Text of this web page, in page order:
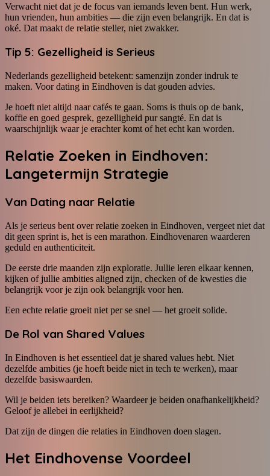
Verwacht niet dat je de focus van iemands leven bent. Hun werk,
hun vrienden, hun ambities — die zijn even belangrijk. En dat is
oké. Dat maakt de relatie steller, niet zwakker.
Tip 5: Gezelligheid is Serieus
Nederlands gezelligheid betekent: samenzijn zonder indruk te
maken. Voor dating in Eindhoven is dat gouden advies.
Je hoeft niet altijd naar cafés te gaan. Soms is thuis op de bank,
koffie en goed gesprek, gezelligheid pur sangté. En dat is
waarschijnlijk waar je erachter komt of het echt kan worden.
Relatie Zoeken in Eindhoven:
Langetermijn Strategie
Van Dating naar Relatie
Als je serieus bent over relatie zoeken in Eindhoven, vergeet niet dat
dit geen sprint is, het is een marathon. Eindhovenaren waarderen
geduld en authenticiteit.
De eerste drie maanden zijn exploratie. Jullie leren elkaar kennen,
kijken of jullie ambities aligned zijn, checken of de kwesties die
belangrijk voor je zijn ook belangrijk voor hen.
Een echte relatie groeit niet per se snel — het groeit solide.
De Rol van Shared Values
In Eindhoven is het essentieel dat je shared values hebt. Niet
dezelfde ambities (je hoeft beide niet in tech te werken), maar
dezelfde basiswaarden.
Wil je beiden iets bereiken? Waardeer je beiden onafhankelijkheid?
Geloof je allebei in eerlijkheid?
Dat zijn de dingen die relaties in Eindhoven doen slagen.
Het Eindhovense Voordeel